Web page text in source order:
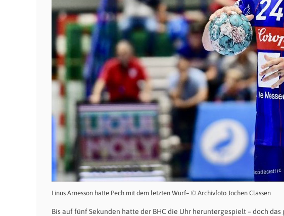
Linus Arnesson hatte Pech mit dem letzten Wurf– © Archivfoto Jochen Classen
Bis auf fünf Sekunden hatte der BHC die Uhr heruntergespielt – doch